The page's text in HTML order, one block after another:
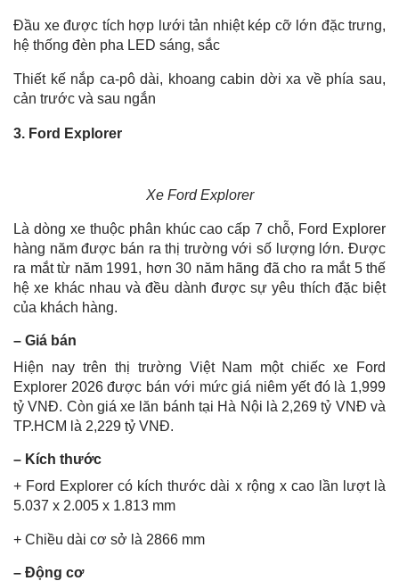
Đầu xe được tích hợp lưới tản nhiệt kép cỡ lớn đặc trưng,
hệ thống đèn pha LED sáng, sắc
Thiết kế nắp ca-pô dài, khoang cabin dời xa về phía sau,
cản trước và sau ngắn
3. Ford Explorer
Xe Ford Explorer
Là dòng xe thuộc phân khúc cao cấp 7 chỗ, Ford Explorer
hàng năm được bán ra thị trường với số lượng lớn. Được
ra mắt từ năm 1991, hơn 30 năm hãng đã cho ra mắt 5 thế
hệ xe khác nhau và đều dành được sự yêu thích đặc biệt
của khách hàng.
– Giá bán
Hiện nay trên thị trường Việt Nam một chiếc xe Ford
Explorer 2026 được bán với mức giá niêm yết đó là 1,999
tỷ VNĐ. Còn giá xe lăn bánh tại Hà Nội là 2,269 tỷ VNĐ và
TP.HCM là 2,229 tỷ VNĐ.
– Kích thước
+ Ford Explorer có kích thước dài x rộng x cao lần lượt là
5.037 x 2.005 x 1.813 mm
+ Chiều dài cơ sở là 2866 mm
– Động cơ